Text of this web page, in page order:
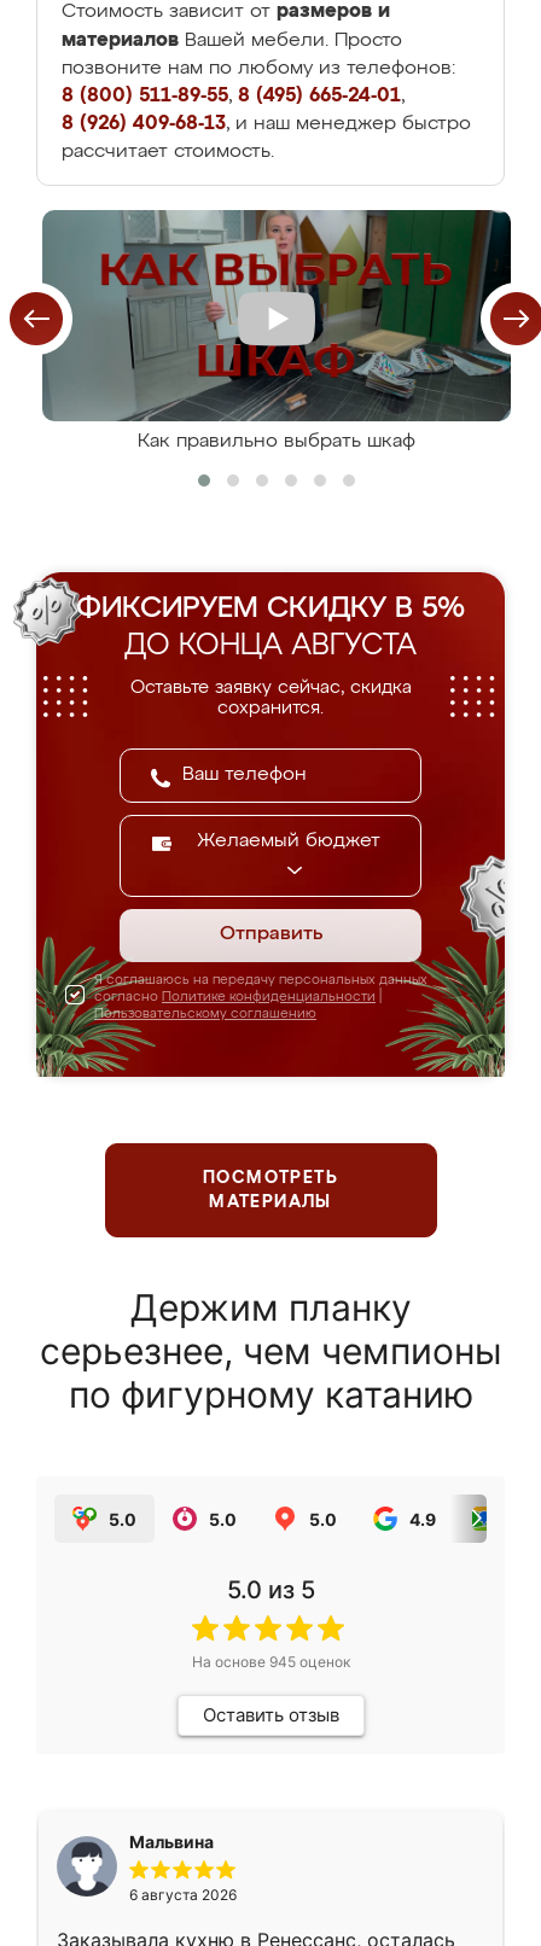
Стоимость зависит от размеров и
материалов Вашей мебели. Просто
позвоните нам по любому из телефонов:
8 (800) 511-89-55, 8 (495) 665-24-01,
8 (926) 409-68-13, и наш менеджер быстро
рассчитает стоимость.
Как правильно выбрать шкаф
ФИКСИРУЕМ СКИДКУ В 5%
ДО КОНЦА АВГУСТА
Оставьте заявку сейчас, скидка
сохранится.
Желаемый бюджет
Отправить
Я соглашаюсь на передачу персональных данных
согласно Политике конфиденциальности
Пользовательскому соглашению
ПОСМОТРЕТЬ
МАТЕРИАЛЫ
Держим планку
серьезнее, чем чемпионы
по фигурному катанию
5.0 5.0 5.0 4.9
5.0 из 5
На основе 945оценок
Оставить отзыв
Мальвина
6 августа 2026
Заказывала кухню в Ренессанс, осталась